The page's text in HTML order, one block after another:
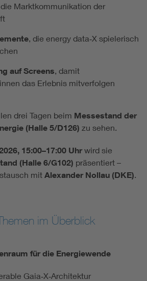
Marktkommunikation der
, die energy data‑X spielerisch
auf Screens , damit
das Erlebnis mitverfolgen
drei Tagen beim Messestand der
(Halle 5/D126) zu sehen.
15:00–17:00 Uhr wird sie
(Halle 6/G102) präsentiert –
mit Alexander Nollau (DKE)
im Überblick
für die Energiewende
Gaia‑X‑Architektur